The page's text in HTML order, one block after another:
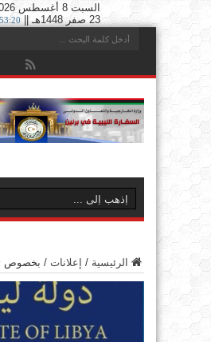
23 صفر 1448هـ ||
الرئيسية / إعلانات / بخصوص